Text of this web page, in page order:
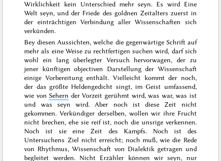
Wirklichkeit kein Unterschied mehr seyn. Es wird Eine
Welt seyn, und der Friede des goldnen Zeitalters zuerst in
der einträchtigen Verbindung aller Wissenschaften sich
verkünden.
Bey diesen Aussichten, welche die gegenwärtige Schrift auf
mehr als eine Weise zu rechtfertigen suchen wird, darf sich
wohl ein lang überlegter Versuch hervorwagen, der zu
jener künftigen objectiven Darstellung der Wissenschaft
einige Vorbereitung enthält. Vielleicht kommt der noch,
der das größte Heldengedicht singt, im Geist umfassend,
wie vonSehern der Vorzeit gerühmt wird,was war, was ist
und was seyn wird. Aber noch ist diese Zeit nicht
gekommen. Verkündiger derselben, wollen wir ihre Frucht
nicht brechen, ehe sie reif ist, noch die unsrige verkennen.
Noch ist sie eine Zeit des Kampfs. Noch ist des
Untersuchens Ziel nicht erreicht; noch muß, wie die Rede
von Rhythmus, Wissenschaft von Dialektik getragen und
begleitet werden. Nicht Erzähler können wir seyn, nur